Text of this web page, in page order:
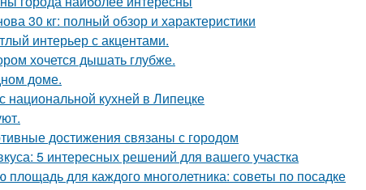
30 кг: полный обзор и характеристики
интерьер с акцентами.
хочется дышать глубже.
доме.
национальной кухней в Липецке
достижения связаны с городом
5 интересных решений для вашего участка
площадь для каждого многолетника: советы по посадке